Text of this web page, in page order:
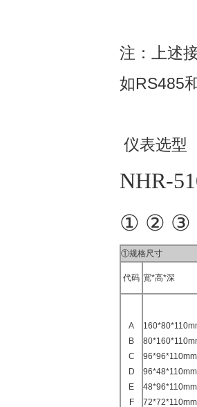
注：上述
如RS485
仪表选型
NHR-
① ② ③
①规格尺寸
代码 宽*高*深
A
B
C
D
E
F